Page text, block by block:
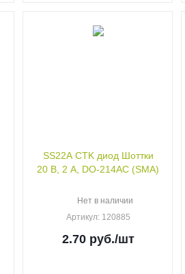
SS22A CTK диод Шоттки
20 В, 2 А, DO-214AC (SMA)
Нет в наличии
Артикул: 120885
2.70руб./шт